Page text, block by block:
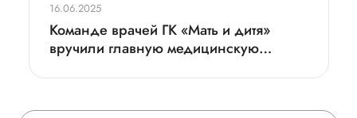
16.06.2025
Команде врачей ГК «Мать и дитя»
вручили главную медицинскую